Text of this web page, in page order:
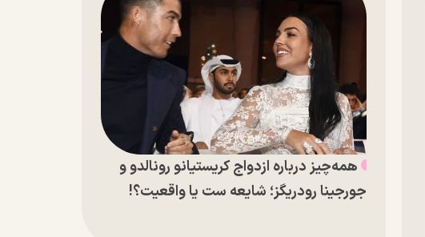
همه‌چیز درباره ازدواج کریستیانو رونالدو و
جورجینا رودریگز؛ شایعه ست یا واقعیت؟!